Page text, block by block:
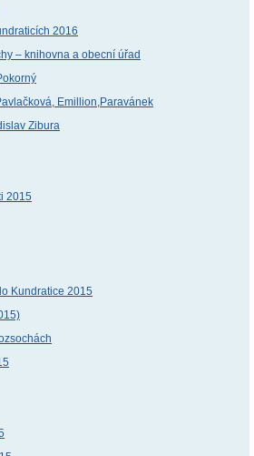
2016
– knihovna a obecní úřad
Emillion,Paravánek
Zibura
2015
Kundratice 2015